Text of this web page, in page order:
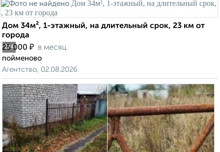
2/4
Дом 34м², 1-этажный, на длительный срок, 23 км от
города
25 000 ₽ в месяц
пойменово
Агентство, 02.08.2026